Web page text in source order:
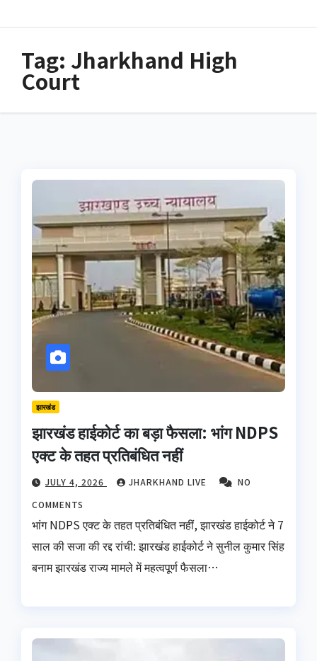
Tag: Jharkhand High
Court
झारखंड
झारखंड हाईकोर्ट का बड़ा फैसला: भांग NDPS
एक्ट के तहत प्रतिबंधित नहीं
JULY 4, 2026 JHARKHAND LIVE
NO
COMMENTS
भांग NDPS एक्ट के तहत प्रतिबंधित नहीं, झारखंड हाईकोर्ट ने 7
साल की सजा की रद्द रांची: झारखंड हाईकोर्ट ने सुनील कुमार सिंह
बनाम झारखंड राज्य मामले में महत्वपूर्ण फैसला…